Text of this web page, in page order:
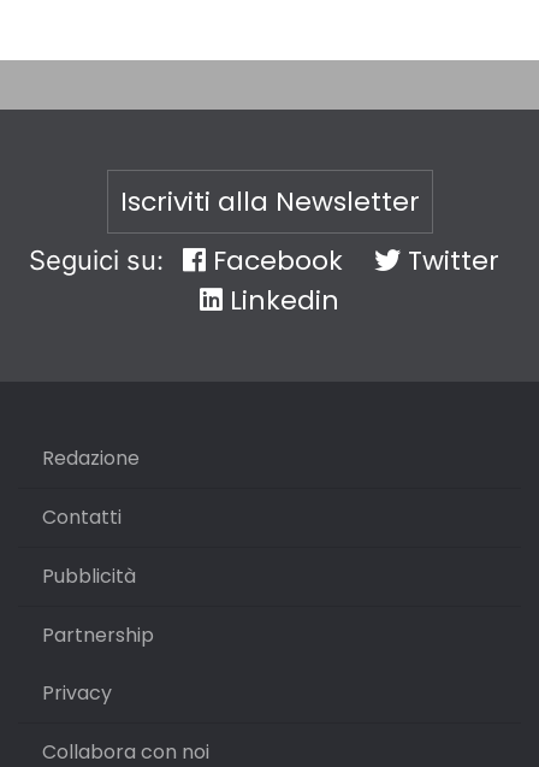
Iscriviti alla Newsletter
Seguici su: Facebook
Twitter
Linkedin
Redazione
Contatti
Pubblicità
Partnership
Privacy
Collabora con noi